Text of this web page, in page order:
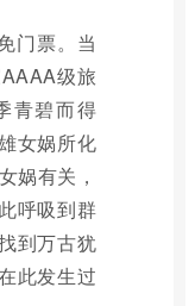
门票。当
级旅
青碧而得
女娲所化
娲有关，
呼吸到群
到万古犹
此发生过